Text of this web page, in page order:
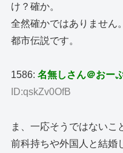
け？確か。
全然確かではありません。
都市伝説です。
1586:名無しさん＠おー
ID:qskZv0OfB
ま、一応そうではないこ
前科持ちや外国人と結婚